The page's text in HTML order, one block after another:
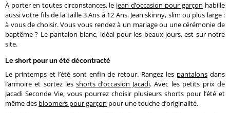
À porter en toutes circonstances, le jean d’occasion pour garçon habille
aussi votre fils de la taille 3 Ans à 12 Ans. Jean skinny, slim ou plus large :
à vous de choisir. Vous vous rendez à un mariage ou une cérémonie de
baptême ? Le pantalon blanc, idéal pour les beaux jours, est sur notre
site.
Le short pour un été décontracté
Le printemps et l’été sont enfin de retour. Rangez les pantalons dans
l’armoire et sortez les shorts d’occasion Jacadi. Avec les petits prix de
Jacadi Seconde Vie, vous pourrez choisir plusieurs shorts pour l’été et
même des bloomers pour garçon pour une touche d’originalité.